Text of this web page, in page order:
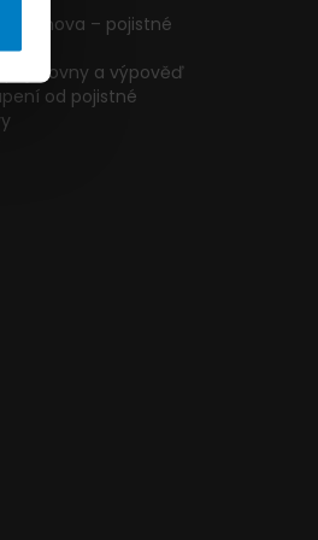
domova – pojistné
pojišťovny a výpověď
od pojistné